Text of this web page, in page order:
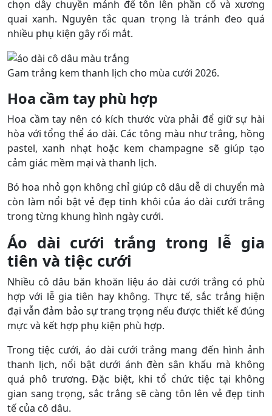
chọn dây chuyền mảnh để tôn lên phần cổ và xương
quai xanh. Nguyên tắc quan trọng là tránh đeo quá
nhiều phụ kiện gây rối mắt.
Gam trắng kem thanh lịch cho mùa cưới 2026.
Hoa cầm tay phù hợp
Hoa cầm tay nên có kích thước vừa phải để giữ sự hài
hòa với tổng thể áo dài. Các tông màu như trắng, hồng
pastel, xanh nhạt hoặc kem champagne sẽ giúp tạo
cảm giác mềm mại và thanh lịch.
Bó hoa nhỏ gọn không chỉ giúp cô dâu dễ di chuyển mà
còn làm nổi bật vẻ đẹp tinh khôi của áo dài cưới trắng
trong từng khung hình ngày cưới.
Áo dài cưới trắng trong lễ gia
tiên và tiệc cưới
Nhiều cô dâu băn khoăn liệu áo dài cưới trắng có phù
hợp với lễ gia tiên hay không. Thực tế, sắc trắng hiện
đại vẫn đảm bảo sự trang trọng nếu được thiết kế đúng
mực và kết hợp phụ kiện phù hợp.
Trong tiệc cưới, áo dài cưới trắng mang đến hình ảnh
thanh lịch, nổi bật dưới ánh đèn sân khấu mà không
quá phô trương. Đặc biệt, khi tổ chức tiệc tại không
gian sang trọng, sắc trắng sẽ càng tôn lên vẻ đẹp tinh
tế của cô dâu.